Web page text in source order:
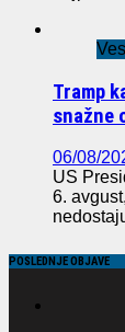
Tramp
snažne
06/08/
US
6.
POSLEDNJE OBJAVE